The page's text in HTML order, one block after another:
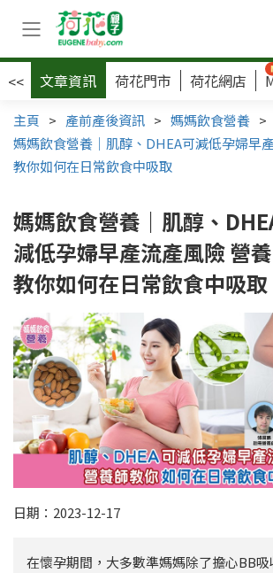
<< 文章資訊 荷花門市 荷花網店
主頁 > 產前產後資訊 > 媽媽飲食營養 >
媽媽飲食營養｜肌醇、DHEA可減低孕婦早
教你如何在日常飲食中吸取
媽媽飲食營養｜肌醇、
減低孕婦早產流產風險 營
教你如何在日常飲食中吸取
日期：2023-12-17
在懷孕期間，大多數準媽媽除了擔心BB